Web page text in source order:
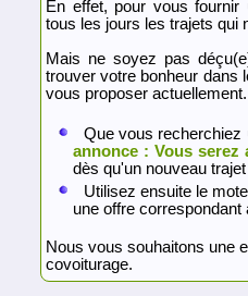
En effet, pour vous fournir
tous les jours les trajets qui
Mais ne soyez pas
trouver votre bonheur dans
vous proposer actuellement.
Que vous
annonce : Vous serez
dès qu'un nouveau
Utilisez ensuite le
une offre
Nous vous souhaitons une
covoiturage.